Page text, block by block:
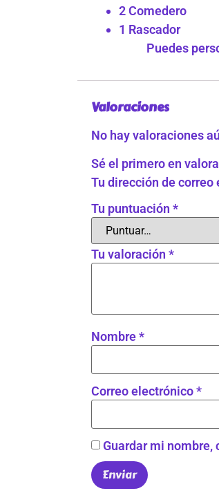
2 Comedero
1 Rascador
Puedes
Valoraciones
No hay valoraciones
Sé el primero en
Tu dirección de
Tu puntuación *
Tu valoración *
Nombre*
Correo electrónico*
Guardar mi